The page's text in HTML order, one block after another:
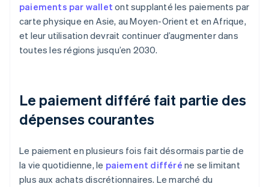
paiements par wallet ont supplanté les paiements par
carte physique en Asie, au Moyen-Orient et en Afrique,
et leur utilisation devrait continuer d’augmenter dans
toutes les régions jusqu’en 2030.
Le paiement différé fait partie des
dépenses courantes
Le paiement en plusieurs fois fait désormais partie de
la vie quotidienne, le paiement différé ne se limitant
plus aux achats discrétionnaires. Le marché du